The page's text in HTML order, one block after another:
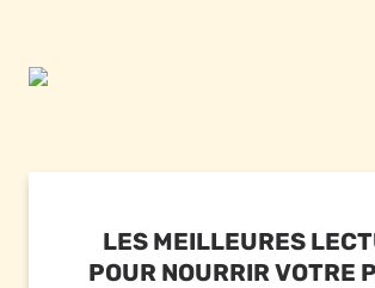
LES MEILLEURES
POUR NOURRIR VOTRE